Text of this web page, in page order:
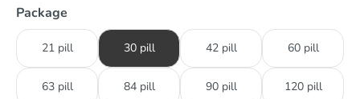
Package
21 pill 30 pill 42 pill 60 pill
63 pill 84 pill 90 pill 120 pill